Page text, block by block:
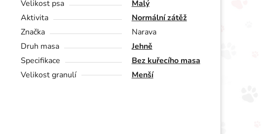
Velikost psa
Malý
Aktivita
Normální zátěž
Značka
Narava
Druh masa
Jehně
Specifikace
Bez kuřecího masa
Velikost granulí
Menší